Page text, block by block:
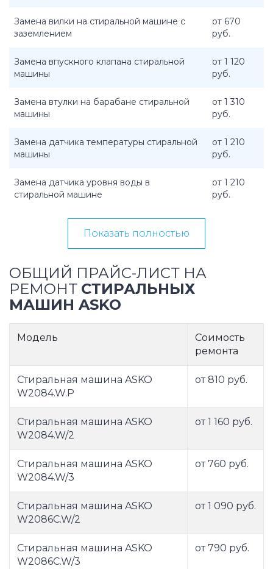
Замена вилки на стиральной машине с
заземлением
от 670
руб.
Замена впускного клапана стиральной
машины
от 1 120
руб.
Замена втулки на барабане стиральной
машины
от 1 310
руб.
Замена датчика температуры стиральной
машины
от 1 210
руб.
Замена датчика уровня воды в
стиральной машине
от 1 210
руб.
Показать полностью
ОБЩИЙ ПРАЙС-ЛИСТ НА
РЕМОНТ СТИРАЛЬНЫХ
МАШИН ASKO
Модель
Соимость
ремонта
Стиральная машина ASKO
W2084.W.P
от 810 руб.
Стиральная машина ASKO
W2084.W/2
от 1 160 руб.
Стиральная машина ASKO
W2084.W/3
от 760 руб.
Стиральная машина ASKO
W2086C.W/2
от 1 090 руб.
Стиральная машина ASKO
W2086C.W/3
от 790 руб.